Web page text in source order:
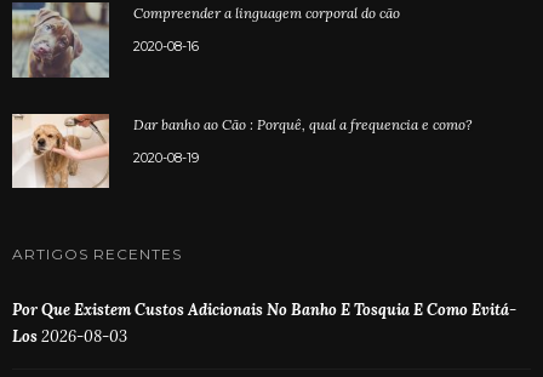
Compreender a linguagem corporal do cão
2020-08-16
Dar banho ao Cão : Porquê, qual a frequencia e como?
2020-08-19
ARTIGOS RECENTES
Por Que Existem Custos Adicionais No Banho E Tosquia E Como Evitá-
Los2026-08-03